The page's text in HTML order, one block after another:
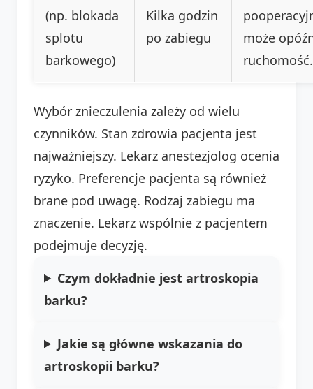
(np. blokada
splotu
barkowego)
Kilka godzin
po zabiegu
może
ruchomość.
Wybór znieczulenia zależy od wielu
czynników. Stan zdrowia pacjenta jest
najważniejszy. Lekarz anestezjolog ocenia
ryzyko. Preferencje pacjenta są również
brane pod uwagę. Rodzaj zabiegu ma
znaczenie. Lekarz wspólnie z pacjentem
podejmuje decyzję.
Czym dokładnie jest artroskopia
barku?
Jakie są główne wskazania do
artroskopii barku?